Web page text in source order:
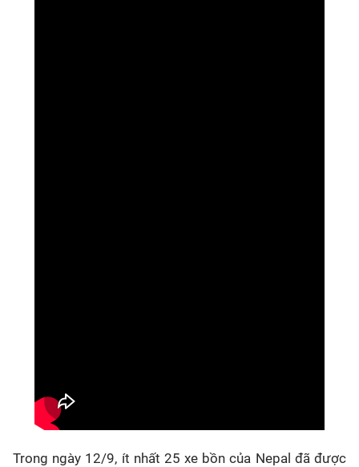
Trong ngày 12/9, ít nhất 25 xe bồn của Nepal đã được